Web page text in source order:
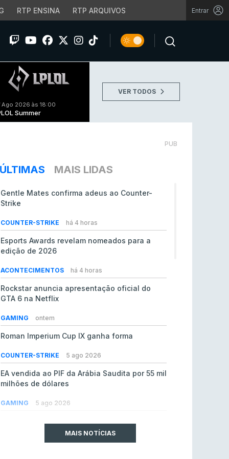
RTP ENSINA RTP ARQUIVOS Entrar
Ago 2026 às 18:00
Summer
VER TODOS
PUB
ÚLTIMAS MAIS LIDAS
Gentle Mates confirma adeus ao Counter-
Strike
COUNTER-STRIKE há 4 horas
Esports Awards revelam nomeados para a
edição de 2026
ACONTECIMENTOS há 4 horas
Rockstar anuncia apresentação oficial do
GTA 6 na Netflix
GAMING ontem
Roman Imperium Cup IX ganha forma
COUNTER-STRIKE 5 ago 2026
EA vendida ao PIF da Arábia Saudita por 55 mil
milhões de dólares
GAMING 5 ago 2026
MAIS NOTÍCIAS